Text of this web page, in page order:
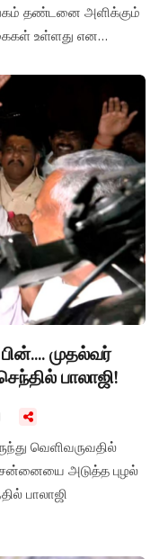
தண்டனை அளிக்கும்
உள்ளது என
முதல்வர்
பாலாஜி!
வெளிவருவதில்
அடுத்த புழல்
பாலாஜி